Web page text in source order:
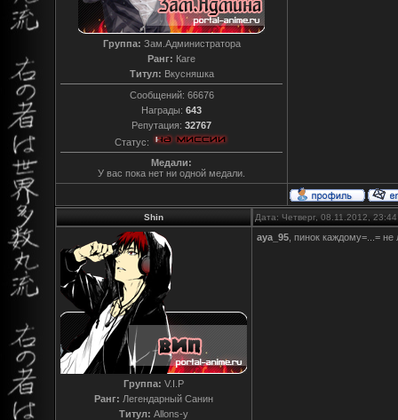
Группа: Зам.Администратора
Ранг: Каге
Титул: Вкусняшка
Сообщений: 66676
Награды: 643
Репутация: 32767
Статус:
Медали:
У вас пока нет ни одной медали.
Shin Дата: Четверг, 08.11.2012,
Группа: V.I.P
Ранг: Легендарный Санин
Титул: Allons-y
aya_95 , пинок каждому=...=